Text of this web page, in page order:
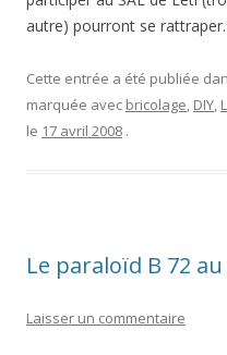
autre) pourront se
Cette entrée a été publiée
marquée avec bricolage, DIY,
le 17 avril 2008 .
Le paraloïd B 72
Laisser un commentaire